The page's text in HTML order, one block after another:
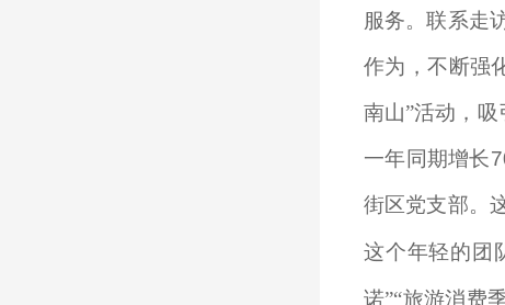
服务。联系走
作为，不断强
南山”活动，
一年同期增长
街区党支部。
这个年轻的团
诺”“旅游消费